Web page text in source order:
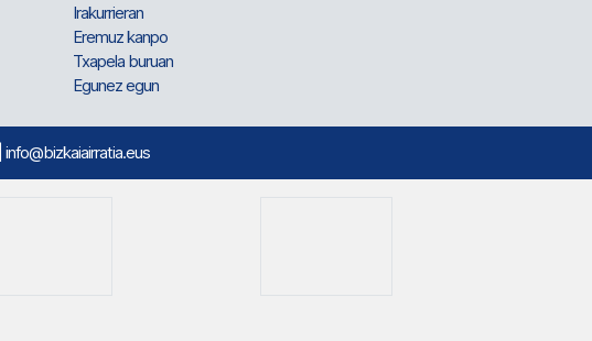
Irakurrieran
Eremuz kanpo
Txapela buruan
Egunez egun
| info@bizkaiairratia.eus